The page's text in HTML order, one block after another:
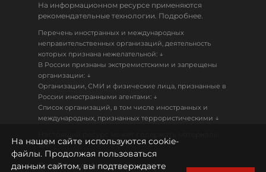
На информационном ресурсе применяются
рекомендательные технологии. Подробнее.
Перечень иностранных и международных
неправительственных организаций, деятельность
которых признана нежелательной: ↓
В России признаны экстремистскими и запрещены
организации: ↓
Организации, СМИ и физические лица, признанные в
России иностранными агентами: ↓
Список организаций, в том числе иностранных и
международных, признанных террористическими ↓
18+
Политика конфиденциальности
На нашем сайте используются cookie-
файлы. Продолжая пользоваться
данным сайтом, вы подтверждаете